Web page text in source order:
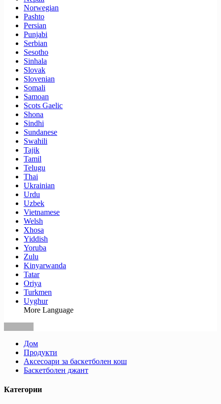
Norwegian
Pashto
Persian
Punjabi
Serbian
Sesotho
Sinhala
Slovak
Slovenian
Somali
Samoan
Scots Gaelic
Shona
Sindhi
Sundanese
Swahili
Tajik
Tamil
Telugu
Thai
Ukrainian
Urdu
Uzbek
Vietnamese
Welsh
Xhosa
Yiddish
Yoruba
Zulu
Kinyarwanda
Tatar
Oriya
Turkmen
Uyghur
More Language
Дом
Продукти
Аксесоари за баскетболен кош
Баскетболен джант
Категории